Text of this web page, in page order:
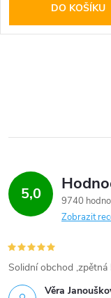
DO KOŠÍKU
5,0
9740
Zobrazit
Věra
Solidní obchod